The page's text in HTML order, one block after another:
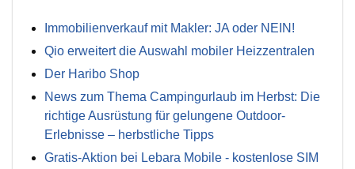
Immobilienverkauf mit Makler: JA oder NEIN!
Qio erweitert die Auswahl mobiler Heizzentralen
Der Haribo Shop
News zum Thema Campingurlaub im Herbst: Die
richtige Ausrüstung für gelungene Outdoor-
Erlebnisse – herbstliche Tipps
Gratis-Aktion bei Lebara Mobile - kostenlose SIM